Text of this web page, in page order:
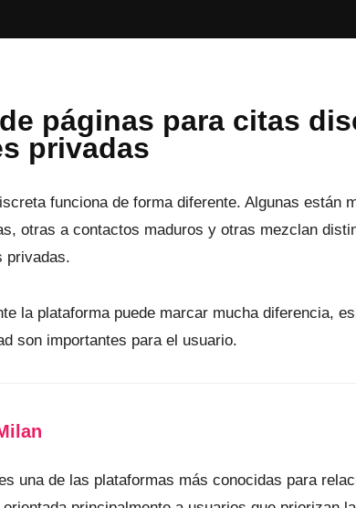
páginas para citas
privadas
funciona de forma diferente. Algunas están
otras a contactos maduros y otras mezclan
privadas.
la plataforma puede marcar mucha diferencia,
son importantes para el usuario.
una de las plataformas más conocidas para